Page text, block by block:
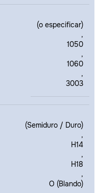
(o especificar)
,
1050
,
1060
,
3003
(Semiduro / Duro)
,
H14
,
H18
,
O (Blando)